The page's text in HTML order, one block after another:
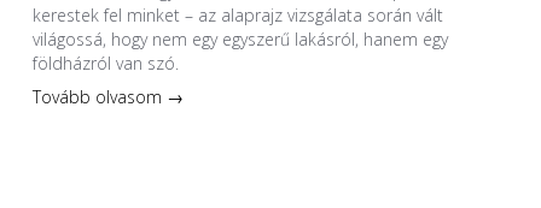
kerestek fel minket – az alaprajz vizsgálata során vált
világossá, hogy nem egy egyszerű lakásról, hanem egy
földházról van szó.
Tovább olvasom →